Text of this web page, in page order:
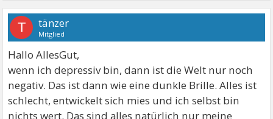
T tänzer
Mitglied
Hallo AllesGut,
wenn ich depressiv bin, dann ist die Welt nur noch
negativ. Das ist dann wie eine dunkle Brille. Alles ist
schlecht, entwickelt sich mies und ich selbst bin
nichts wert. Das sind alles natürlich nur meine